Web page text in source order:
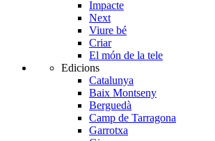
Impacte
Next
Viure bé
Criar
El món de la tele
Edicions
Catalunya
Baix Montseny
Berguedà
Camp de Tarragona
Garrotxa